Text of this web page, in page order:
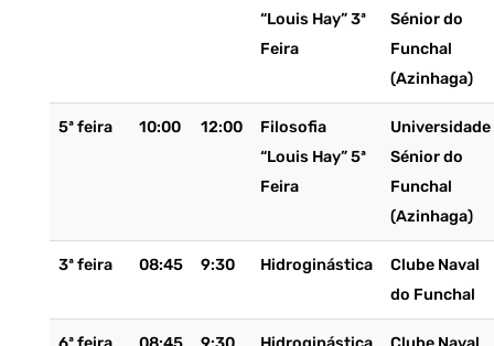
“Louis Hay” 3ª
Feira
Sénior do
Funchal
(Azinhaga)
5ª feira 10:00 12:00
Filosofia
“Louis Hay” 5ª
Feira
Universidade
Sénior do
Funchal
(Azinhaga)
3ª feira 08:45 9:30 Hidroginástica
Clube Naval
do Funchal